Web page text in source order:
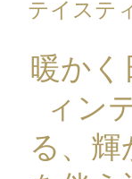
テイステ
暖かく
ィン
る、輝